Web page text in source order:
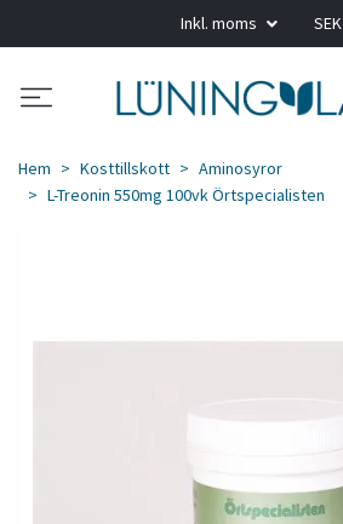
Inkl. moms SEK
Hem Kosttillskott
Aminosyror
L-Treonin 550mg 100vk Örtspecialisten